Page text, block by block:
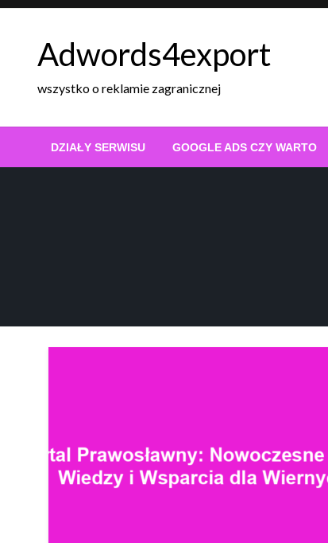
Skip
Adwords4export
wszystko o reklamie zagranicznej
DZIAŁY SERWISU GOOGLE ADS CZY WARTO